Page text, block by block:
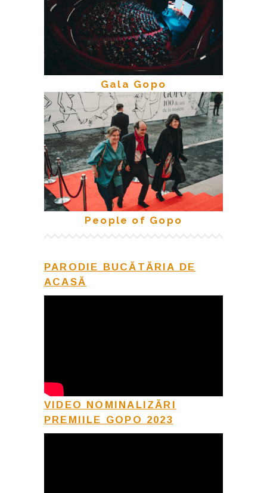
Gala Gopo
People of Gopo
PARODIE BUCĂTĂRIA DE
ACASĂ
VIDEO NOMINALIZĂRI
PREMIILE GOPO 2023